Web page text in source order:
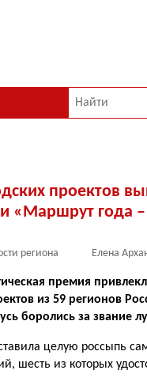
проектов
«Маршрут года –
региона Елена
премия
из 59 регионов
боролись за звание
целую россыпь
шесть из которых